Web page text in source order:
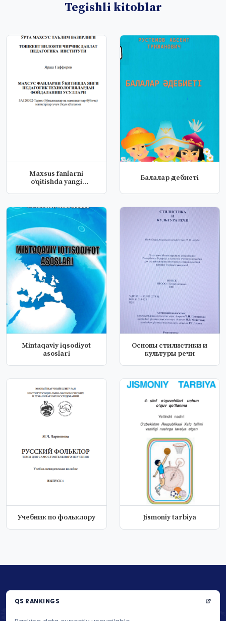
Tegishli kitoblar
Maxsus fanlarni
oʻqitishda yangi
Балалар әдебиеті
Mintaqaviy iqsodiyot
asoslari
Основы стилистики и
культуры речи
Учебник по фольклору Jismoniy tarbiya
QS RANKINGS